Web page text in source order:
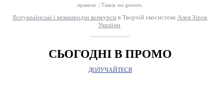
правила. | Також sui generis.
Всеукраїнські і міжнародні конкурси в Творчій екосистемі Алея Зірок
України.
СЬОГОДНІ В ПРОМО
ДОЛУЧАЙТЕСЯ